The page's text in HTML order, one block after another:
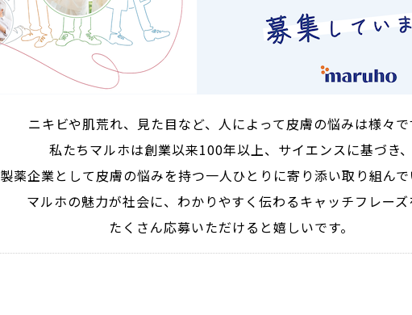
ニキビや肌荒れ、見た目など、人によって皮膚の悩みは様々で
私たちマルホは創業以来100年以上、サイエンスに基づき
製薬企業として皮膚の悩みを持つ一人ひとりに寄り添い取り組ん
マルホの魅力が社会に、わかりやすく伝わるキャッチフレー
たくさん応募いただけると嬉しいです。